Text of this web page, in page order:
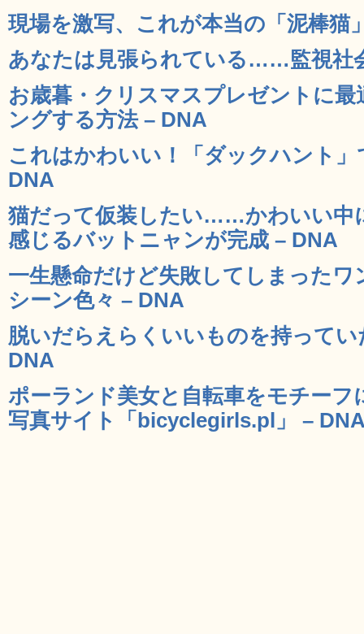
現場を激写、これが本当の「泥棒猫
あなたは見張られている……監視社
お歳暮・クリスマスプレゼントに
ングする方法 – DNA
これはかわいい！「ダックハント
DNA
猫だって仮装したい……かわいい中
感じるバットニャンが完成 – DNA
一生懸命だけど失敗してしまった
シーン色々 – DNA
脱いだらえらくいいものを持って
DNA
ポーランド美女と自転車をモチー
写真サイト「bicyclegirls.pl」 –